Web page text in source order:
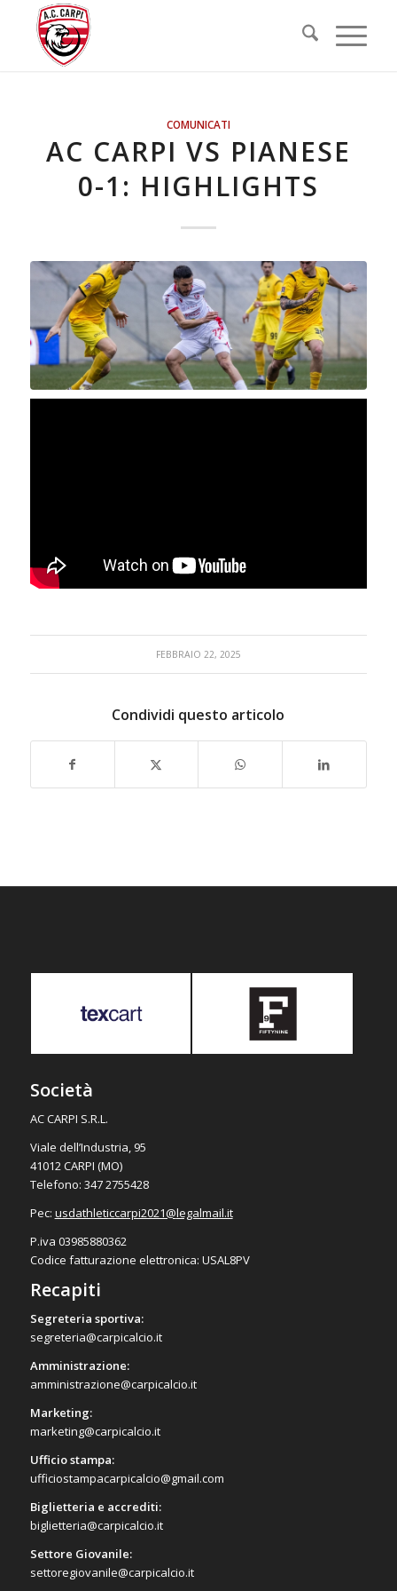
COMUNICATI
AC CARPI VS PIANESE
0-1: HIGHLIGHTS
FEBBRAIO 22, 2025
Condividi questo articolo
Società
AC CARPI S.R.L.
Viale dell’Industria, 95
41012 CARPI (MO)
Telefono: 347 2755428
Pec: usdathleticcarpi2021@legalmail.it
P.iva 03985880362
Codice fatturazione elettronica: USAL8PV
Recapiti
Segreteria sportiva:
segreteria@carpicalcio.it
Amministrazione:
amministrazione@carpicalcio.it
Marketing:
marketing@carpicalcio.it
Ufficio stampa:
ufficiostampacarpicalcio@gmail.com
Biglietteria e accrediti:
biglietteria@carpicalcio.it
Settore Giovanile:
settoregiovanile@carpicalcio.it